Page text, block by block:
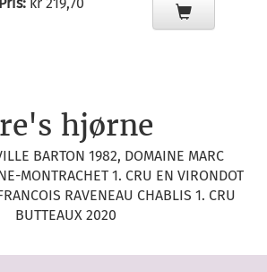
hjørne
BARTON 1982, DOMAINE MARC
MONTRACHET 1. CRU EN VIRONDOT
RAVENEAU CHABLIS 1. CRU
BUTTEAUX 2020